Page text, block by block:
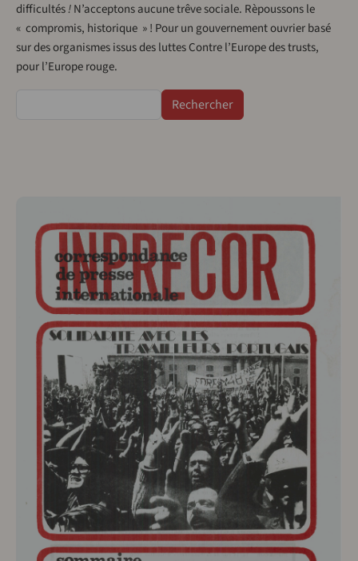
difficultés!N’acceptons aucune trêve sociale. Rèpoussons le
« compromis, historique » ! Pour un gouvernement ouvrier basé
sur des organismes issus des luttes Contre l’Europe des trusts,
pour l’Europe rouge.